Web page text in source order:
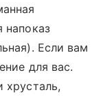
напоказ
Если вам
для вас.
хрусталь,